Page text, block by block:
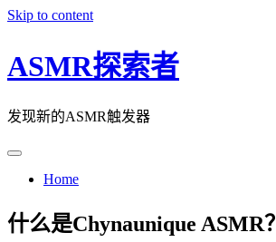
Skip to content
ASMR探索者
发现新的ASMR触发器
Home
什么是Chynaunique ASMR？